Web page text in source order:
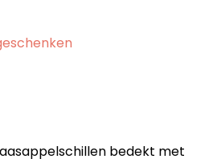
bedekt met